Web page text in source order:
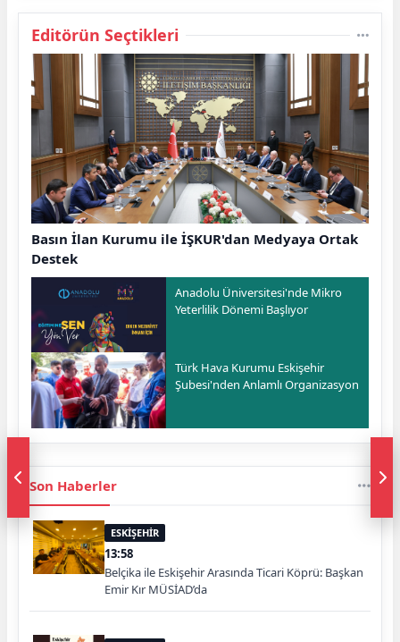
Editörün Seçtikleri
Basın İlan Kurumu ile İŞKUR'dan Medyaya Ortak
Destek
Anadolu Üniversitesi'nde Mikro
Yeterlilik Dönemi Başlıyor
Türk Hava Kurumu Eskişehir
Şubesi'nden Anlamlı Organizasyon
Son Haberler
ESKİŞEHİR
13:58
Belçika ile Eskişehir Arasında Ticari Köprü: Başkan
Emir Kır MÜSİAD’da